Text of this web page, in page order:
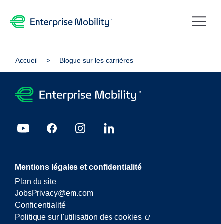
Accueil Blogue sur les carrières
Mentions légales et confidentialité
Plan du site
JobsPrivacy@em.com
Confidentialité
Politique sur l'utilisation des cookies